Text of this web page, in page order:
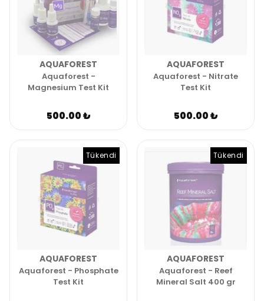
AQUAFOREST
Aquaforest -
Magnesium Test Kit
500.00 ₺
AQUAFOREST
Aquaforest - Nitrate
Test Kit
500.00 ₺
Tükendi
AQUAFOREST
Aquaforest - Phosphate
Test Kit
Tükendi
AQUAFOREST
Aquaforest - Reef
Mineral Salt 400 gr